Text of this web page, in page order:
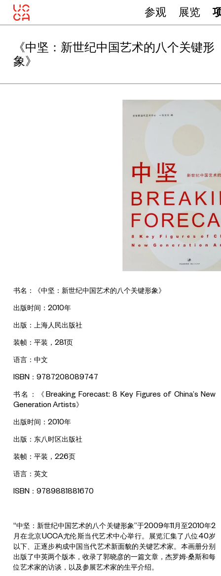
参观 展览
《中坚：新世纪中国艺术的八个关键形
象》
书名：《中坚：新世纪中国艺术的八个关键形象》
出版时间：2010年
出版：上海人民出版社
装帧：平装，281页
语言：中文
ISBN：9787208089747
书名：《Breaking Forecast: 8 Key Figures of China’s New
Generation Artists》
出版时间：2010年
出版：东八时区出版社
装帧：平装，226页
语言：英文
ISBN：9789881881670
“中坚：新世纪中国艺术的八个关键形象”于2009年11月至2010年2
月在北京UCCA尤伦斯当代艺术中心举行。展览汇集了八位40岁
以下、正逐步构成中国当代艺术新面貌的关键艺术家。本画册分别
出版了中英两个版本，收录了郭晓彦的一篇文章，杰罗姆‧桑斯和每
位艺术家的访谈，以及参展艺术家的生平介绍。